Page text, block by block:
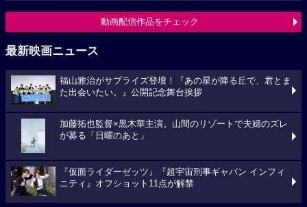
動画配信作品をチェック
最新映画ニュース
福山雅治がサプライズ登壇！『あの星が降る丘で、君とま
た出会いたい。』公開記念舞台挨拶
加藤拓也監督×黒木華主演。山間のリゾートで夫婦のズレ
が募る「日曜のあと」
『仮面ライダーゼッツ』『超宇宙刑事ギャバン インフィ
ニティ』オフショット11点が解禁